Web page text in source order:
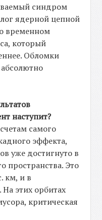
синдром
ядерной цепной
временном
который
Обломки
наступит?
самого
эффекта,
уже достигнуто в
пространства. Это
км, и в
этих орбитах
критическая